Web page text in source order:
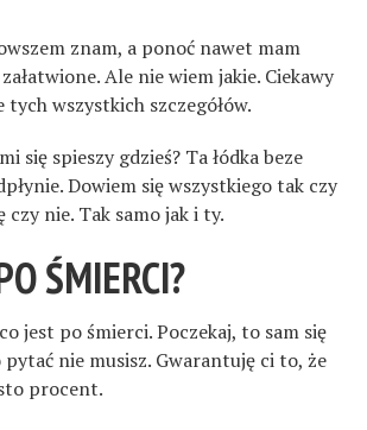
znam, a ponoć nawet mam
Ale nie wiem jakie. Ciekawy
wszystkich szczegółów.
się spieszy gdzieś? Ta łódka beze
Dowiem się wszystkiego tak czy
czy nie. Tak samo jak i ty.
ŚMIERCI?
jest po śmierci. Poczekaj, to sam się
pytać nie musisz. Gwarantuję ci to, że
procent.